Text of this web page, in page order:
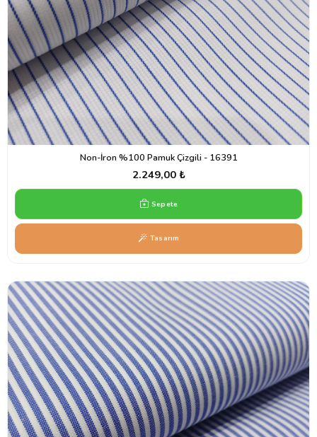
Non-İron %100 Pamuk Çizgili - 16391
2.249,00 ₺
Sepete
Tasarım